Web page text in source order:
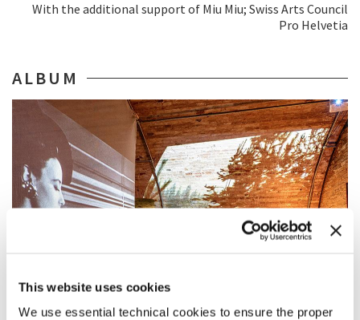
This website uses cookies
We use essential technical cookies to ensure the proper
With the additional support of Miu Miu; Swiss Arts Council
Pro Helvetia
ALBUM